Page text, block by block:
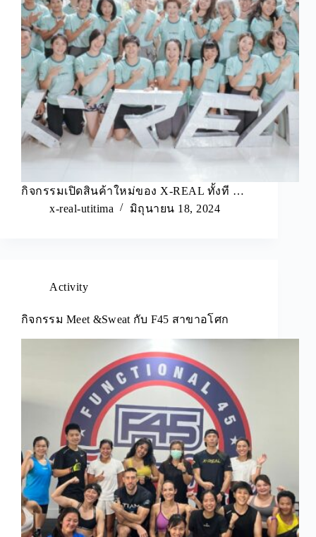
กิจกรรมเปิดสินค้าใหม่ของ X-REAL ทั้งที …
x-real-utitima
มิถุนายน 18, 2024
Activity
กิจกรรม Meet &Sweat กับ F45 สาขาอโศก